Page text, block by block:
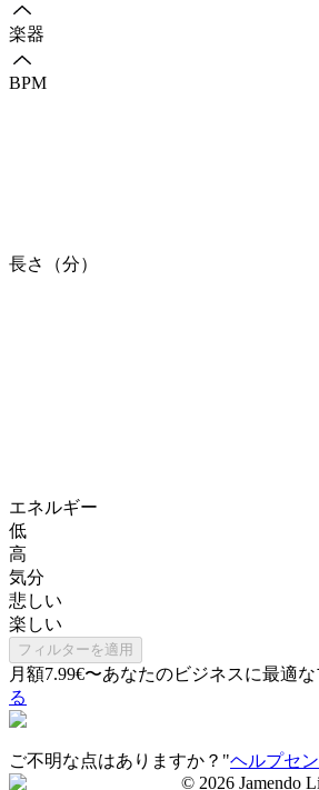
楽器
BPM
長さ（分）
エネルギー
低
高
気分
悲しい
楽しい
フィルターを適用
月額7.99€〜あなたのビジネスに最適
る
ご不明な点はありますか？"ヘルプセ
© 2026 Jamendo